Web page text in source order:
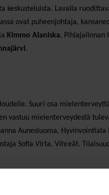
keskusteluista. Lavalla
ovat puheenjohtaja,
Kimmo Alaniska, Pihlajalinnan
.
Suuri osa
mielenterveydestä
Aunesluoma,
Sofia Virta, Vihreät.